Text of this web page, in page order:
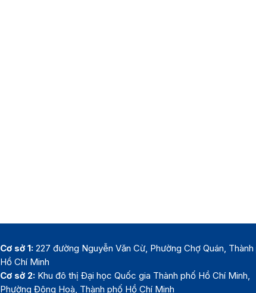
Cơ sở 1: 227 đường Nguyễn Văn Cừ, Phường Chợ Quán,
Hồ Chí Minh
Cơ sở 2: Khu đô thị Đại học Quốc gia Thành phố Hồ Chí Minh,
Phường Đông Hoà, Thành phố Hồ Chí Minh